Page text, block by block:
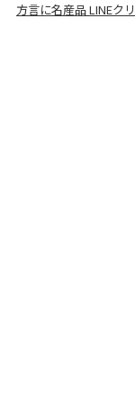
方言に名産品 LINEク